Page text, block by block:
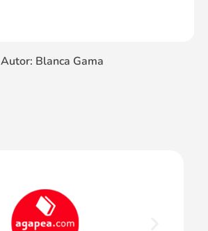
Autor: Blanca Gama